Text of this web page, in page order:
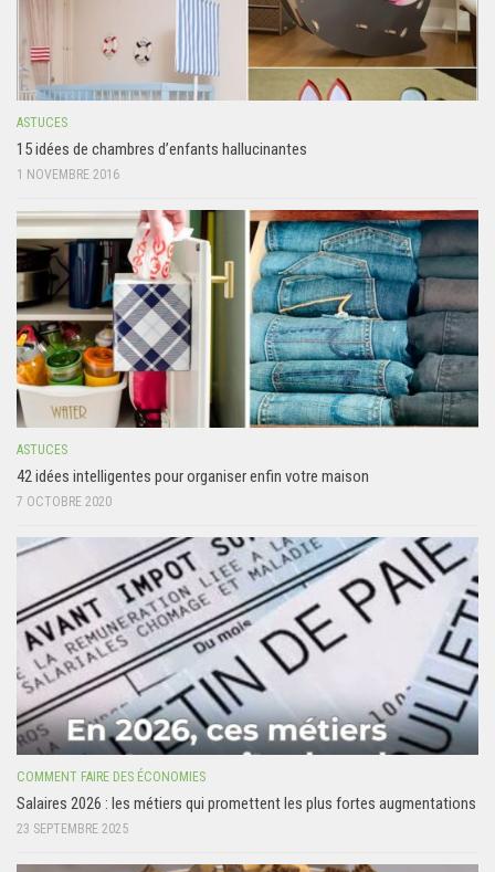
ASTUCES
15 idées de chambres d’enfants hallucinantes
1 NOVEMBRE 2016
ASTUCES
42 idées intelligentes pour organiser enfin votre maison
7 OCTOBRE 2020
COMMENT FAIRE DES ÉCONOMIES
Salaires 2026 : les métiers qui promettent les plus fortes augmentations
23 SEPTEMBRE 2025